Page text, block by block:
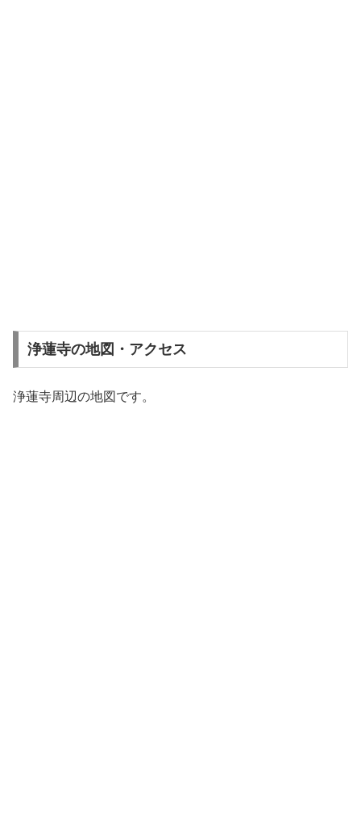
浄蓮寺の地図・アクセス
浄蓮寺周辺の地図です。